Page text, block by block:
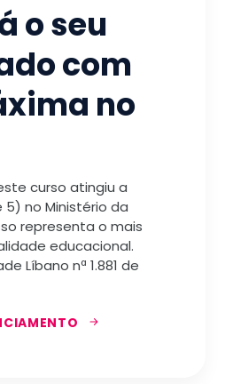
o seu
com
no
curso atingiu a
no Ministério da
representa o mais
educacional.
Líbano nª 1.881 de